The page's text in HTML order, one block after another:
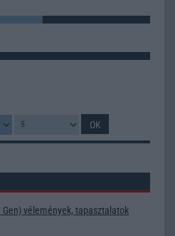
Gen) vélemények, tapasztalatok